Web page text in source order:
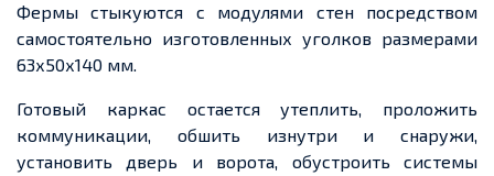
Фермы стыкуются с модулями стен посредством
самостоятельно изготовленных уголков размерами
63х50х140 мм.
Готовый каркас остается утеплить, проложить
коммуникации, обшить изнутри и снаружи,
установить дверь и ворота, обустроить системы